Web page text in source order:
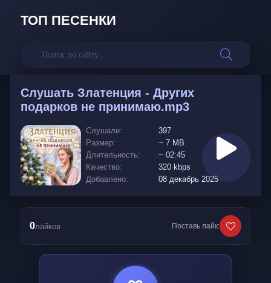
ТОП ПЕСЕНКИ
Слушать Златенция - Других
подарков не принимаю.mp3
Слушали:
397
Размер:
~ 7 MB
Длительность:
~ 02:45
Качество:
320 kbps
Добавлено:
08 декабрь 2025
0лайков Поставь лайк: